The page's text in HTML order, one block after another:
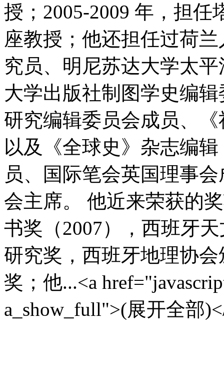
授；2005-2009 年，担
座教授；他还担任过荷
究员、明尼苏达大学太
大学出版社制图学史编
研究编辑委员会成员、
以及《全球史》杂志编
员、国际笔会英国理事
会主席。 他近来荣获的
书奖（2007），西班牙
研究奖，西班牙地理协
奖；他...<a
a_show_full">(展开全部